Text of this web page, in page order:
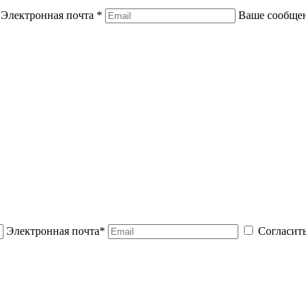
Электронная почта * Ваше
Электронная почта*